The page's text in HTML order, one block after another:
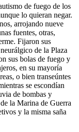
de fuego de los
lo quieran negar.
arrojando nueve
fuentes, otras,
Fijaron sus
de la Plaza
sus bolas de fuego y
en su mayoría
o bien transeúntes
se escondían
de bombas y
la Marina de Guerra
y la misma saña